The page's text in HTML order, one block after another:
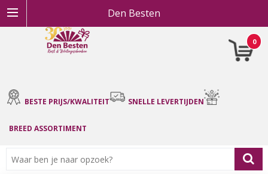
Den Besten
0
BESTE PRIJS/KWALITEIT SNELLE LEVERTIJDEN
BREED ASSORTIMENT